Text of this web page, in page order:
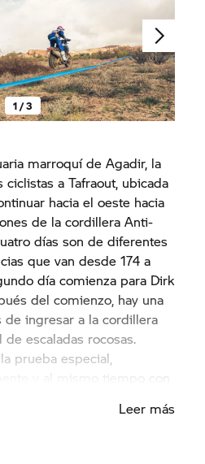
1 / 3
marroquí de Agadir, la
a Tafraout, ubicada
hacia el oeste hacia
de la cordillera Anti-
días son de diferentes
que van desde 174 a
día comienza para Dirk
del comienzo, hay una
de ingresar a la cordillera
escaladas rocosas.
prueba especial,
el material al estrés y
Leer más